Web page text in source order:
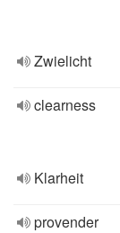
Zwielicht
clearness
Klarheit
provender